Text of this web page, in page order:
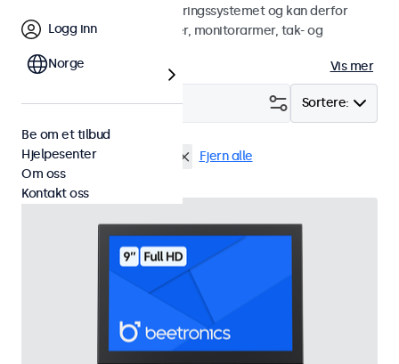
standardiserte VESA-monteringssystemet og kan derfor
kobles til universelle stativer, monitorarmer, tak- og
Vis mer
Sortere:
Filter (1)
VESA 75 x 75 Fjern alle
Logg inn
Norge
Be om et tilbud
Hjelpesenter
Om oss
Kontakt oss